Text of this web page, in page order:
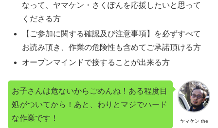
なって、ヤマケン・さくぽんを応援したいと思って
くださる方
【ご参加に関する確認及び注意事項】を必ずすべて
お読み頂き、作業の危険性も含めてご承諾頂ける方
オープンマインドで接することが出来る方
ヤマケン the
お子さんは危ないからごめんね！ある程度目
処がついてから！あと、わりとマジでハード
な作業です！